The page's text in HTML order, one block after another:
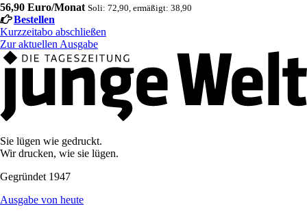
56,90 Euro/Monat Soli: 72,90, ermäßigt: 38,90
Bestellen
Kurzzeitabo abschließen
Zur aktuellen Ausgabe
Sie lügen wie gedruckt.
Wir drucken, wie sie lügen.
Gegründet 1947
Ausgabe von heute